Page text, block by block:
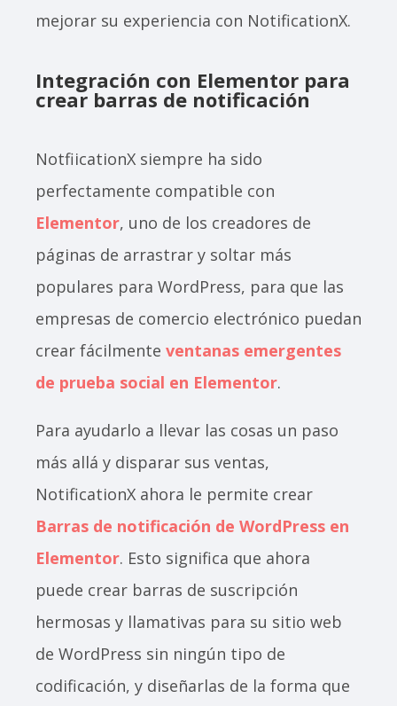
mejorar su experiencia con NotificationX.
Integración con Elementor para
crear barras de notificación
NotfiicationX siempre ha sido
perfectamente compatible con
Elementor, uno de los creadores de
páginas de arrastrar y soltar más
populares para WordPress, para que las
empresas de comercio electrónico puedan
crear fácilmente ventanas emergentes
de prueba social en Elementor.
Para ayudarlo a llevar las cosas un paso
más allá y disparar sus ventas,
NotificationX ahora le permite crear
Barras de notificación de WordPress en
Elementor. Esto significa que ahora
puede crear barras de suscripción
hermosas y llamativas para su sitio web
de WordPress sin ningún tipo de
codificación, y diseñarlas de la forma que